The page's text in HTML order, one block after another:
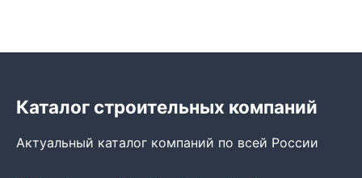
Каталог строительных компаний
Актуальный каталог компаний по всей России